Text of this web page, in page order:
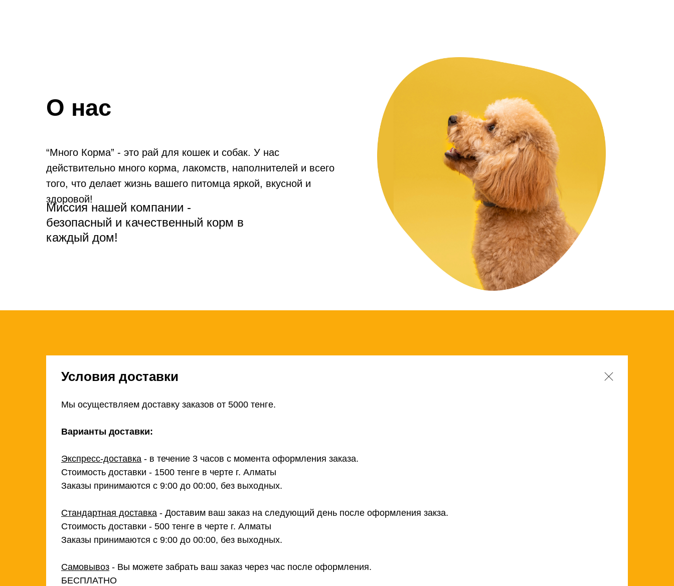
“Много Корма” - это рай для кошек и собак. У нас
действительно много корма, лакомств, наполнителей и всего
того, что делает жизнь вашего питомца яркой, вкусной и
здоровой!
Миссия нашей компании -
безопасный и качественный корм в
каждый дом!
О нас
Условия доставки
Мы осуществляем доставку заказов от 5000 тенге.
Варианты доставки:
Экспресс-доставка - в течение 3 часов с момента оформления заказа.
Стоимость доставки - 1500 тенге в черте г. Алматы
Заказы принимаются с 9:00 до 00:00, без выходных.
Стандартная доставка - Доставим ваш заказ на следующий день после оформления закза.
Стоимость доставки - 500 тенге в черте г. Алматы
Заказы принимаются с 9:00 до 00:00, без выходных.
Самовывоз - Вы можете забрать ваш заказ через час после оформления.
БЕСПЛАТНО